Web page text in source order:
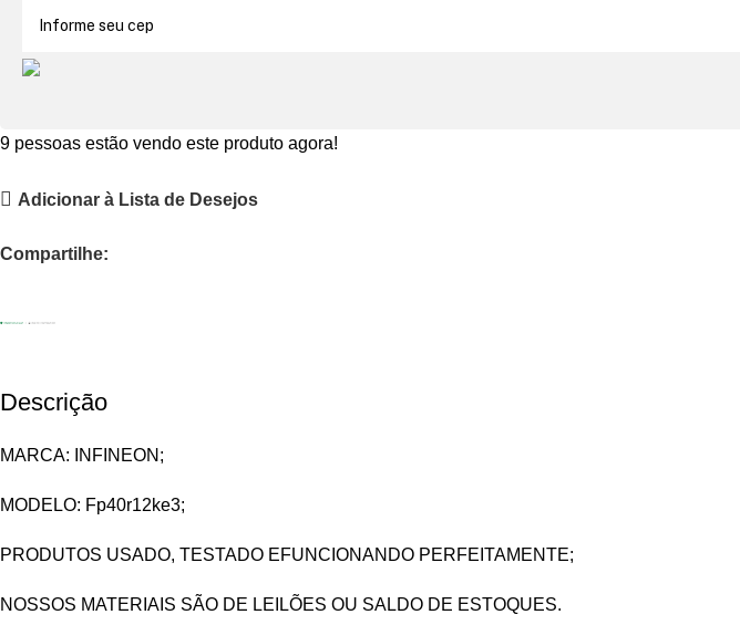
9 pessoas estão vendo este produto agora!
Adicionar à Lista de Desejos
Compartilhe:
Descrição
MARCA: INFINEON;
MODELO: Fp40r12ke3;
PRODUTOS USADO, TESTADO EFUNCIONANDO PERFEITAMENTE;
NOSSOS MATERIAIS SÃO DE LEILÕES OU SALDO DE ESTOQUES.